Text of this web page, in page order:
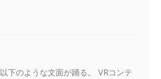
下のような文面が踊る。 VRコンテ